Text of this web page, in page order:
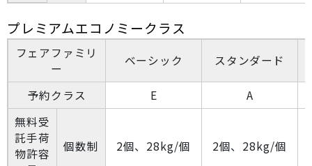
プレミアムエコノミークラス
フェアファミリ
ー
ベーシック スタンダード
予約クラス E
A
無料受
託手荷
物許容
個数制 2個、28kg/個 2個、28kg/個